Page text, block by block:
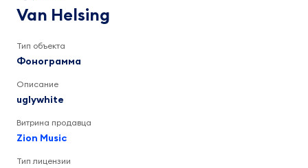
uglywhite
Van Helsing
Тип объекта
Фонограмма
Описание
uglywhite
Витрина продавца
Zion Music
Тип лицензии